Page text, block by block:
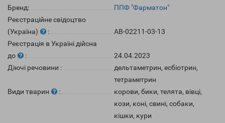
Бренд:
ППФ "Фарматон"
Реєстраційне свідоцтво
(Україна)
:
АВ-02211-03-13
Реєстрація в Україні дійсна
до
:
24.04.2023
Діючі речовини :
дельтаметрин, есбіотрин,
тетраметрин
Види тварин
:
корови, бики, телята, вівці,
кози, коні, свині, собаки,
кішки, кури